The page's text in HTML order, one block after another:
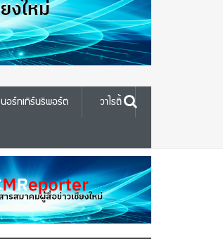
นอร์ทเทิร์นรีพอร์ต
วาไรตี้